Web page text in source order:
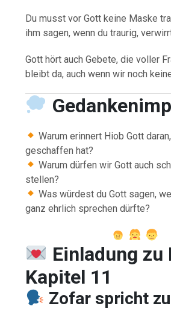
Du musst vor Gott keine Maske
ihm sagen, wenn du traurig,
Gott hört auch Gebete, die voller
bleibt da, auch wenn wir noch
Warum erinnert Hiob Gott
geschaffen hat?
Warum dürfen wir Gott auch
stellen?
Was würdest du Gott sagen,
ganz ehrlich sprechen dürfte?
Einladung zu
Kapitel 11
Zofar spricht